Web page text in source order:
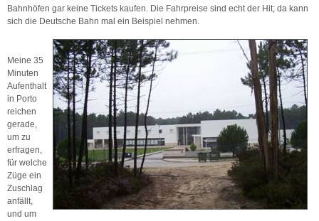
Bahnhöfen gar keine Tickets kaufen. Die Fahrpreise sind echt der Hit; da kann
sich die Deutsche Bahn mal ein Beispiel nehmen.
Meine 35
Minuten
Aufenthalt
in Porto
reichen
gerade,
um zu
erfragen,
für welche
Züge ein
Zuschlag
anfällt,
und um